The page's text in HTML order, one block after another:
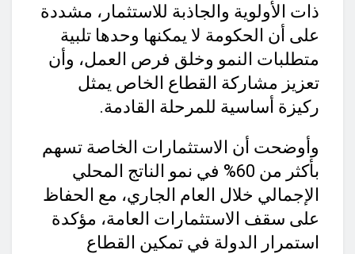
ذات الأولوية والجاذبة للاستثمار، مشددة
على أن الحكومة لا يمكنها وحدها تلبية
متطلبات النمو وخلق فرص العمل، وأن
تعزيز مشاركة القطاع الخاص يمثل
ركيزة أساسية للمرحلة القادمة.
وأوضحت أن الاستثمارات الخاصة تسهم
بأكثر من 60% في نمو الناتج المحلي
الإجمالي خلال العام الجاري، مع الحفاظ
على سقف الاستثمارات العامة، مؤكدة
استمرار الدولة في تمكين القطاع